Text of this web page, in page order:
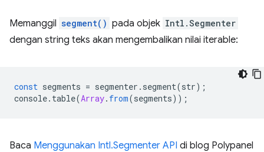
Memanggil segment() pada objek Intl.Segmenter
dengan string teks akan mengembalikan nilai iterable:
const segments = segmenter . segment(str);
console. table(Array. from(segments));
Baca Menggunakan Intl.Segmenter API di blog Polypanel